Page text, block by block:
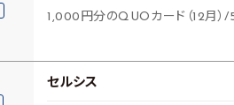
1,000円分のQUOカード（12月）
セルシス